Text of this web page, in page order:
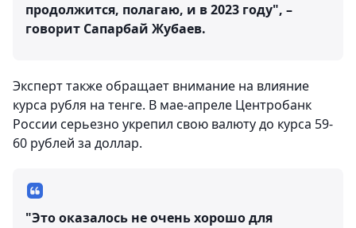
продолжится, полагаю, и в 2023 году", –
говорит Сапарбай Жубаев.
Эксперт также обращает внимание на влияние
курса рубля на тенге. В мае-апреле Центробанк
России серьезно укрепил свою валюту до курса 59-
60 рублей за доллар.
"Это оказалось не очень хорошо для